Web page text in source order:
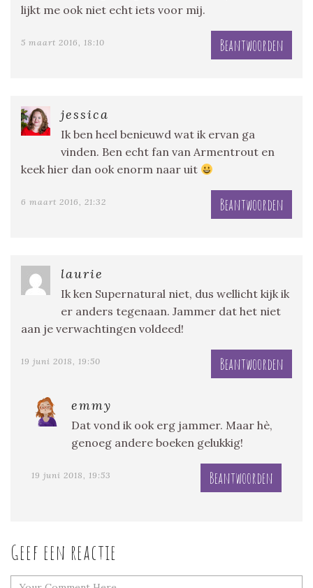
lijkt me ook niet echt iets voor mij.
5 maart 2016, 18:10 Beantwoorden
jessica
Ik ben heel benieuwd wat ik ervan ga
vinden. Ben echt fan van Armentrout en
keek hier dan ook enorm naar uit
6 maart 2016, 21:32 Beantwoorden
laurie
Ik ken Supernatural niet, dus wellicht kijk ik
er anders tegenaan. Jammer dat het niet
aan je verwachtingen voldeed!
19 juni 2018, 19:50 Beantwoorden
emmy
Dat vond ik ook erg jammer. Maar hè,
genoeg andere boeken gelukkig!
19 juni 2018, 19:53 Beantwoorden
Geef een reactie